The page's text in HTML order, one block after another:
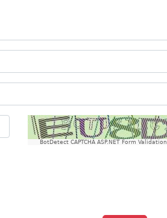
BotDetect CAPTCHA ASP.NET Form Validation